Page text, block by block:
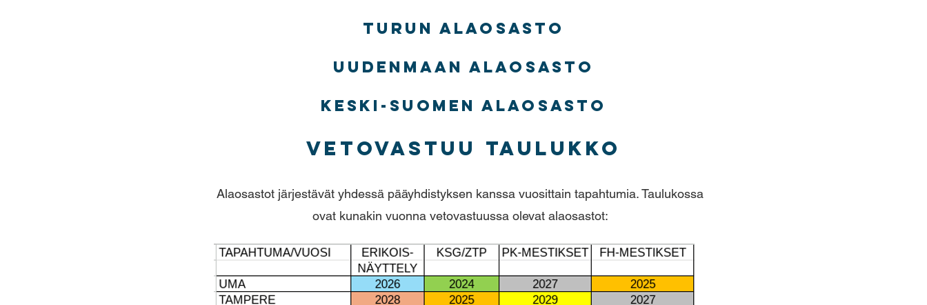
Turun alaosasto
Uudenmaan alaosasto
Keski-Suomen alaosasto
Vetovastuu taulukko
Alaosastot järjestävät yhdessä pääyhdistyksen kanssa vuosittain tapahtumia. Taulukossa
ovat kunakin vuonna vetovastuussa olevat alaosastot: